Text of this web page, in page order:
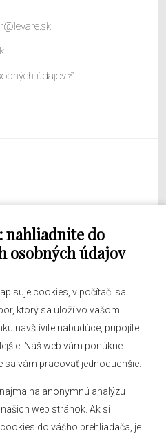
nahliadnite do
osobných údajov
cookies, v počítači sa
ktorý sa uloží vo vašom
navštívite nabudúce, pripojíte
Náš web vám ponúkne
sa vám pracovať jednoduchšie.
na anonymnú analýzu
web stránok. Ak si
do vášho prehliadača, je
údajov